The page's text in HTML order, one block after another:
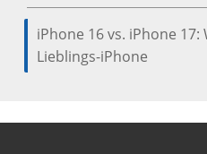
iPhone 16 vs. iPhone
Lieblings-iPhone